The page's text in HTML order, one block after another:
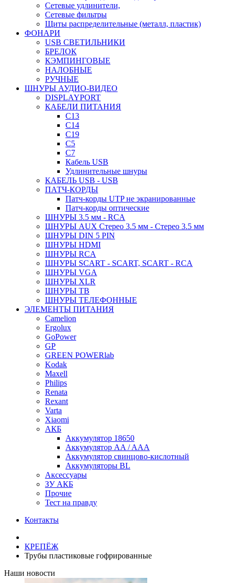
Сетевые удлинители,
Сетевые фильтры
Щиты распределительные (металл, пластик)
ФОНАРИ
USB СВЕТИЛЬНИКИ
БРЕЛОК
КЭМПИНГОВЫЕ
НАЛОБНЫЕ
РУЧНЫЕ
ШНУРЫ АУДИО-ВИДЕО
DISPLAYPORT
КАБЕЛИ ПИТАНИЯ
C13
C14
C19
C5
C7
Кабель USB
Удлинительные шнуры
КАБЕЛЬ USB - USB
ПАТЧ-КОРДЫ
Патч-корды UTP не экранированные
Патч-корды оптические
ШНУРЫ 3.5 мм - RCA
ШНУРЫ AUX Стерео 3.5 мм - Стерео 3.5 мм
ШНУРЫ DIN 5 PIN
ШНУРЫ HDMI
ШНУРЫ RCA
ШНУРЫ SCART - SCART, SCART - RCA
ШНУРЫ VGA
ШНУРЫ XLR
ШНУРЫ ТВ
ШНУРЫ ТЕЛЕФОННЫЕ
ЭЛЕМЕНТЫ ПИТАНИЯ
Camelion
Ergolux
GoPower
GP
GREEN POWERlab
Kodak
Maxell
Philips
Renata
Rexant
Varta
Xiaomi
АКБ
Аккумулятор 18650
Аккумулятор AA / AAA
Аккумулятор свинцово-кислотный
Аккумуляторы BL
Аксессуары
ЗУ АКБ
Прочие
Тест на правду
Контакты
КРЕПЁЖ
Трубы пластиковые гофрированные
Наши новости